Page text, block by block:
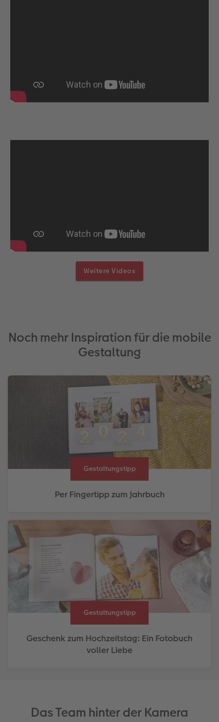
Weitere Videos
Noch mehr Inspiration für die mobile
Gestaltung
Gestaltungstipp
Per Fingertipp zum Jahrbuch
Gestaltungstipp
Geschenk zum Hochzeitstag: Ein Fotobuch
voller Liebe
Das Team hinter der Kamera